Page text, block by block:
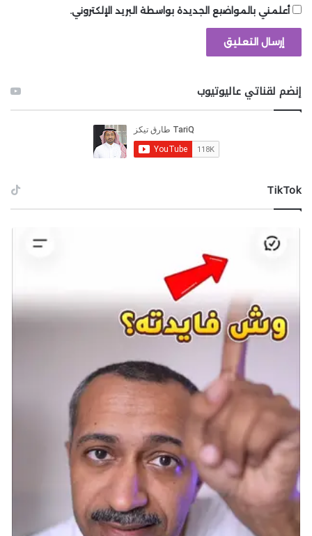
أعلمني بالمواضيع الجديدة بواسطة البريد الإلكتروني.
إنضم لقناتي عاليوتيوب
‫TikTok